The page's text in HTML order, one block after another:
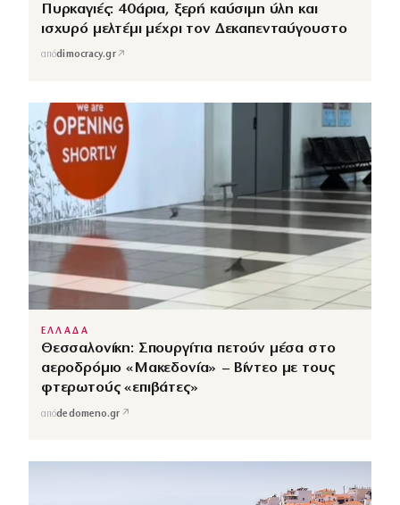
Πυρκαγιές: 40άρια, ξερή καύσιμη ύλη και
ισχυρό μελτέμι μέχρι τον Δεκαπενταύγουστο
απόdimocracy.gr↗
ΕΛΛΑΔΑ
Θεσσαλονίκη: Σπουργίτια πετούν μέσα στο
αεροδρόμιο «Μακεδονία» – Βίντεο με τους
φτερωτούς «επιβάτες»
απόdedomeno.gr ↗